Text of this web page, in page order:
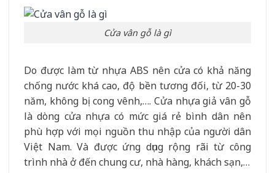
Cửa vân gỗ là gì
Do được làm từ nhựa ABS nên cửa có khả năng
chống nước khá cao, độ bền tương đối, từ 20-30
năm, không bị cong vênh,…. Cửa nhựa giả vân gỗ
là dòng cửa nhựa có mức giá rẻ bình dân nên
phù hợp với mọi nguồn thu nhập của người dân
Việt Nam. Và được ứng dụng rộng rãi từ công
trình nhà ở đến chung cư, nhà hàng, khách sạn,…